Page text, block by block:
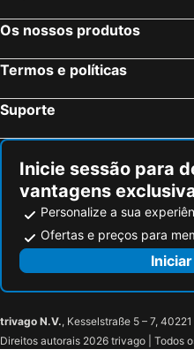
Os nossos produtos
Termos e políticas
Suporte
Inicie sessão para
vantagens
Personalize a sua
Ofertas e preços para
trivago N.V., Kesselstraße 5 – 7,
Direitos autorais 2026 trivago | Todos